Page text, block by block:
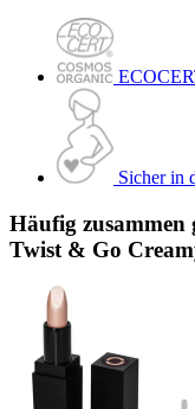
Sicher in
Häufig zusammen
Twist & Go